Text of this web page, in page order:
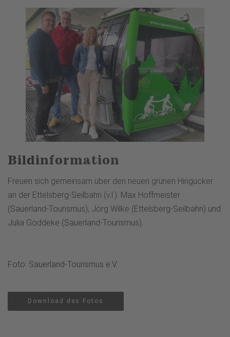
Bildinformation
Freuen sich gemeinsam über den neuen grünen Hingucker
an der Ettelsberg-Seilbahn (v.l.): Max Hoffmeister
(Sauerland-Tourismus), Jörg Wilke (Ettelsberg-Seilbahn) und
Julia Göddeke (Sauerland-Tourismus).
Foto: Sauerland-Tourismus e.V.
Download des Fotos